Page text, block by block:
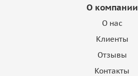
О компании
О нас
Клиенты
Отзывы
Контакты